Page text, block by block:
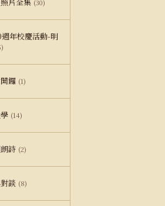
(30)
年校慶活動-明
鑼 (1)
(14)
詩 (2)
談 (8)